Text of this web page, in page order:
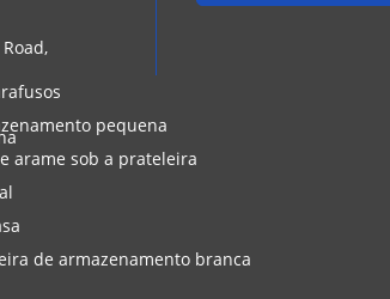
pequena
arame sob a prateleira
de armazenamento branca